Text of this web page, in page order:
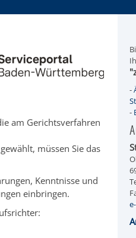
am Gerichtsverfahren
müssen Sie das
Kenntnisse und
einbringen.
-
-